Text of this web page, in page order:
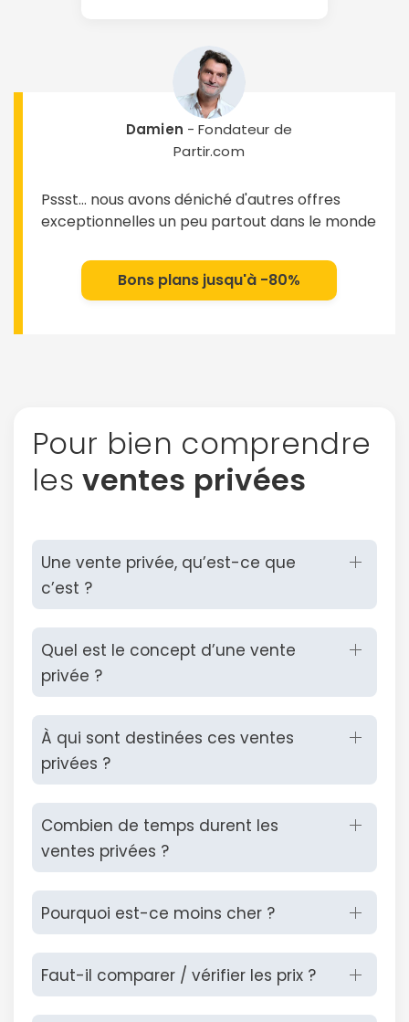
Damien - Fondateur de
Partir.com
Pssst... nous avons déniché d'autres offres
exceptionnelles un peu partout dans le monde
Bons plans jusqu'à -80%
Pour bien comprendre
lesventes privées
Une vente privée, qu’est-ce que
c’est ?
Quel est le concept d’une vente
privée ?
À qui sont destinées ces ventes
privées ?
Combien de temps durent les
ventes privées ?
Pourquoi est-ce moins cher ?
Faut-il comparer / vérifier les prix ?
ou connectez-vous par mail
confidentialité.